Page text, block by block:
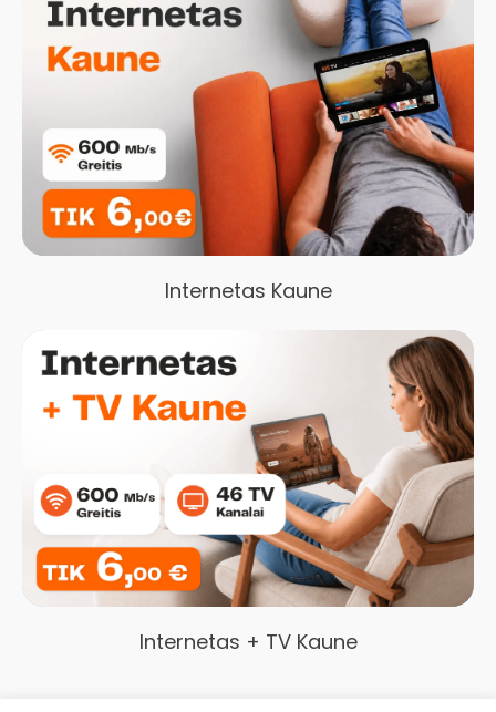
Internetas Kaune
Internetas + TV Kaune